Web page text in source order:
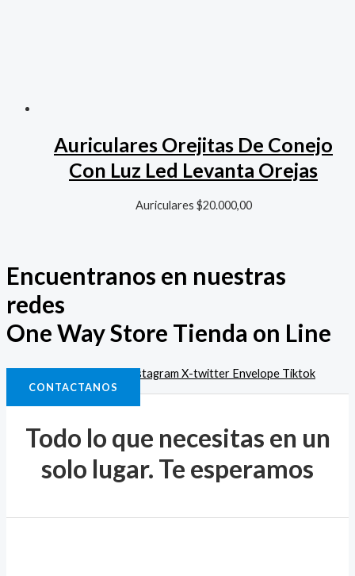
Auriculares Orejitas De Conejo
Con Luz Led Levanta Orejas
Auriculares $20.000,00
Encuentranos en nuestras
redes
One Way Store Tienda on Line
Instagram X-twitter Envelope Tiktok
CONTACTANOS
Todo lo que necesitas en un
solo lugar. Te esperamos